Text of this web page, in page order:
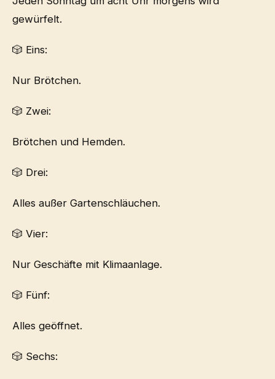
gewürfelt.
🎲 Eins:
Nur Brötchen.
🎲 Zwei:
Brötchen und Hemden.
🎲 Drei:
Alles außer Gartenschläuchen.
🎲 Vier:
Nur Geschäfte mit Klimaanlage.
🎲 Fünf:
Alles geöffnet.
🎲 Sechs: